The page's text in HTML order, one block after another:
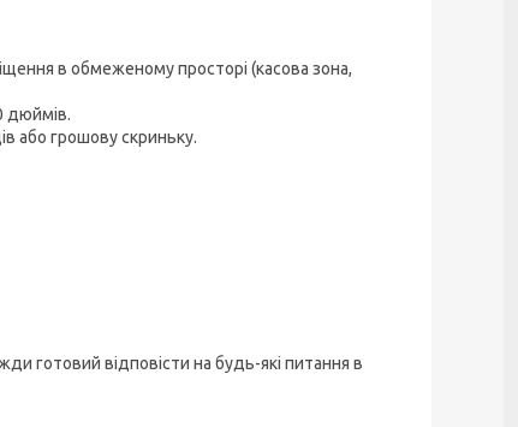
в обмеженому просторі (касова зона,
дюймів.
або грошову скриньку.
готовий відповісти на будь-які питання в